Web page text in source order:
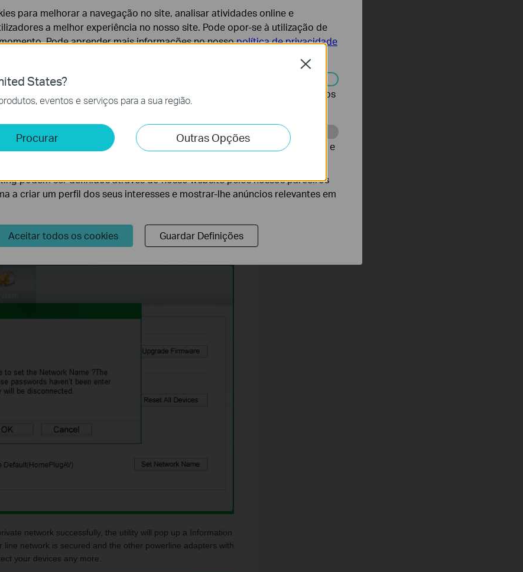
network successfully, the utility will pop up a Information
line network is secured and the other powerline adapters with
your devices any more.
States?
eventos e serviços para a sua região.
Procurar Outras Opções
Close
para melhorar a navegação no site, analisar atividades online e
a melhor experiência no nosso site. Pode opor-se à utilização de
Pode aprender mais informações no nossopolítica de privacidade
para o funcionamento do website e não podem ser desativados nos
Marketing
permite-nos analisar as suas atividades no nosso website para melhorar e
do nosso website.
podem ser definidos através do nosso website pelos nossos parceiros
a criar um perfil dos seus interesses e mostrar-lhe anúncios relevantes em
Aceitar todos os cookies Guardar Definições